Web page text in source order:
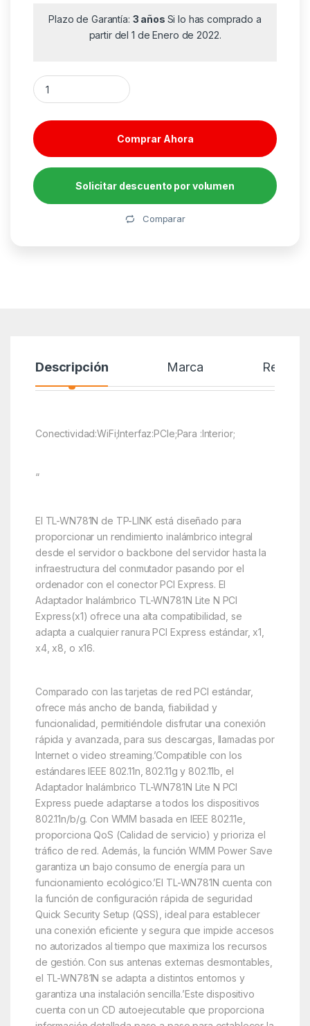
Plazo de Garantía: 3 años Si lo has comprado a
partir del 1 de Enero de 2022.
Tarjeta de Red Inalámbrica TP-Link 150Mbps W-N PCI
Comprar Ahora
Solicitar descuento por volumen
Comparar
Descripción Marca Reseñas
Conectividad:WiFi;Interfaz:PCIe;Para :Interior;
“
El TL-WN781N de TP-LINK está diseñado para
proporcionar un rendimiento inalámbrico integral
desde el servidor o backbone del servidor hasta la
infraestructura del conmutador pasando por el
ordenador con el conector PCI Express. El
Adaptador Inalámbrico TL-WN781N Lite N PCI
Express(x1) ofrece una alta compatibilidad, se
adapta a cualquier ranura PCI Express estándar, x1,
x4, x8, o x16.
Comparado con las tarjetas de red PCI estándar,
ofrece más ancho de banda, fiabilidad y
funcionalidad, permitiéndole disfrutar una conexión
rápida y avanzada, para sus descargas, llamadas por
Internet o video streaming.’Compatible con los
estándares IEEE 802.11n, 802.11g y 802.11b, el
Adaptador Inalámbrico TL-WN781N Lite N PCI
Express puede adaptarse a todos los dispositivos
802.11n/b/g. Con WMM basada en IEEE 802.11e,
proporciona QoS (Calidad de servicio) y prioriza el
tráfico de red. Además, la función WMM Power Save
garantiza un bajo consumo de energía para un
funcionamiento ecológico.’El TL-WN781N cuenta con
la función de configuración rápida de seguridad
Quick Security Setup (QSS), ideal para establecer
una conexión eficiente y segura que impide accesos
no autorizados al tiempo que maximiza los recursos
de gestión. Con sus antenas externas desmontables,
el TL-WN781N se adapta a distintos entornos y
garantiza una instalación sencilla.’Este dispositivo
cuenta con un CD autoejecutable que proporciona